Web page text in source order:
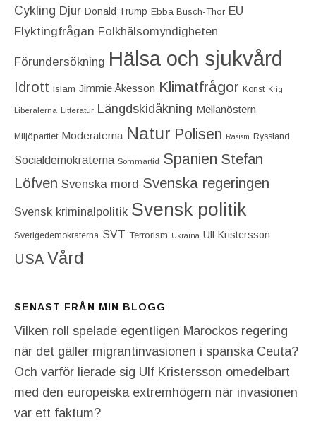
Cykling Djur Donald Trump Ebba Busch-Thor EU
Flyktingfrågan Folkhälsomyndigheten
Förundersökning Hälsa och sjukvård
Idrott Islam Jimmie Åkesson Klimatfrågor Konst Krig
Liberalerna Litteratur Längdskidåkning Mellanöstern
Miljöpartiet Moderaterna Natur Polisen Rasism Ryssland
Socialdemokraterna Sommartid Spanien Stefan
Löfven Svenska mord Svenska regeringen
Svensk kriminalpolitik Svensk politik
Sverigedemokraterna SVT Terrorism Ukraina Ulf Kristersson
USA Vård
SENAST FRÅN MIN BLOGG
Vilken roll spelade egentligen Marockos regering
när det gäller migrantinvasionen i spanska Ceuta?
Och varför lierade sig Ulf Kristersson omedelbart
med den europeiska extremhögern när invasionen
var ett faktum?